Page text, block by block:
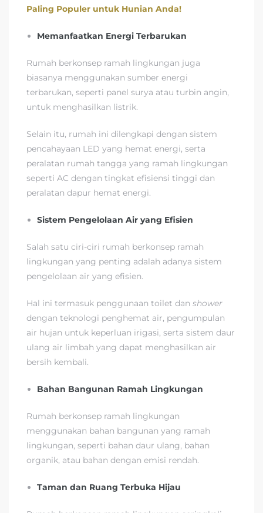
Paling Populer untuk Hunian Anda!
Memanfaatkan Energi Terbarukan
Rumah berkonsep ramah lingkungan juga
biasanya menggunakan sumber energi
terbarukan, seperti panel surya atau turbin angin,
untuk menghasilkan listrik.
Selain itu, rumah ini dilengkapi dengan sistem
pencahayaan LED yang hemat energi, serta
peralatan rumah tangga yang ramah lingkungan
seperti AC dengan tingkat efisiensi tinggi dan
peralatan dapur hemat energi.
Sistem Pengelolaan Air yang Efisien
Salah satu ciri-ciri rumah berkonsep ramah
lingkungan yang penting adalah adanya sistem
pengelolaan air yang efisien.
Hal ini termasuk penggunaan toilet dan shower
dengan teknologi penghemat air, pengumpulan
air hujan untuk keperluan irigasi, serta sistem daur
ulang air limbah yang dapat menghasilkan air
bersih kembali.
Bahan Bangunan Ramah Lingkungan
Rumah berkonsep ramah lingkungan
menggunakan bahan bangunan yang ramah
lingkungan, seperti bahan daur ulang, bahan
organik, atau bahan dengan emisi rendah.
Taman dan Ruang Terbuka Hijau